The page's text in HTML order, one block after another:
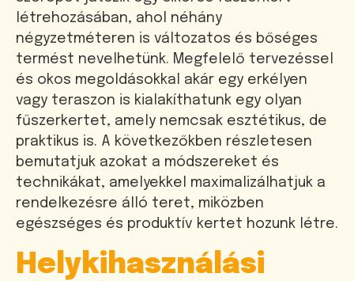
létrehozásában, ahol néhány
négyzetméteren is változatos és bőséges
termést nevelhetünk. Megfelelő tervezéssel
és okos megoldásokkal akár egy erkélyen
vagy teraszon is kialakíthatunk egy olyan
fűszerkertet, amely nemcsak esztétikus, de
praktikus is. A következőkben részletesen
bemutatjuk azokat a módszereket és
technikákat, amelyekkel maximalizálhatjuk a
rendelkezésre álló teret, miközben
egészséges és produktív kertet hozunk létre.
Helykihasználási